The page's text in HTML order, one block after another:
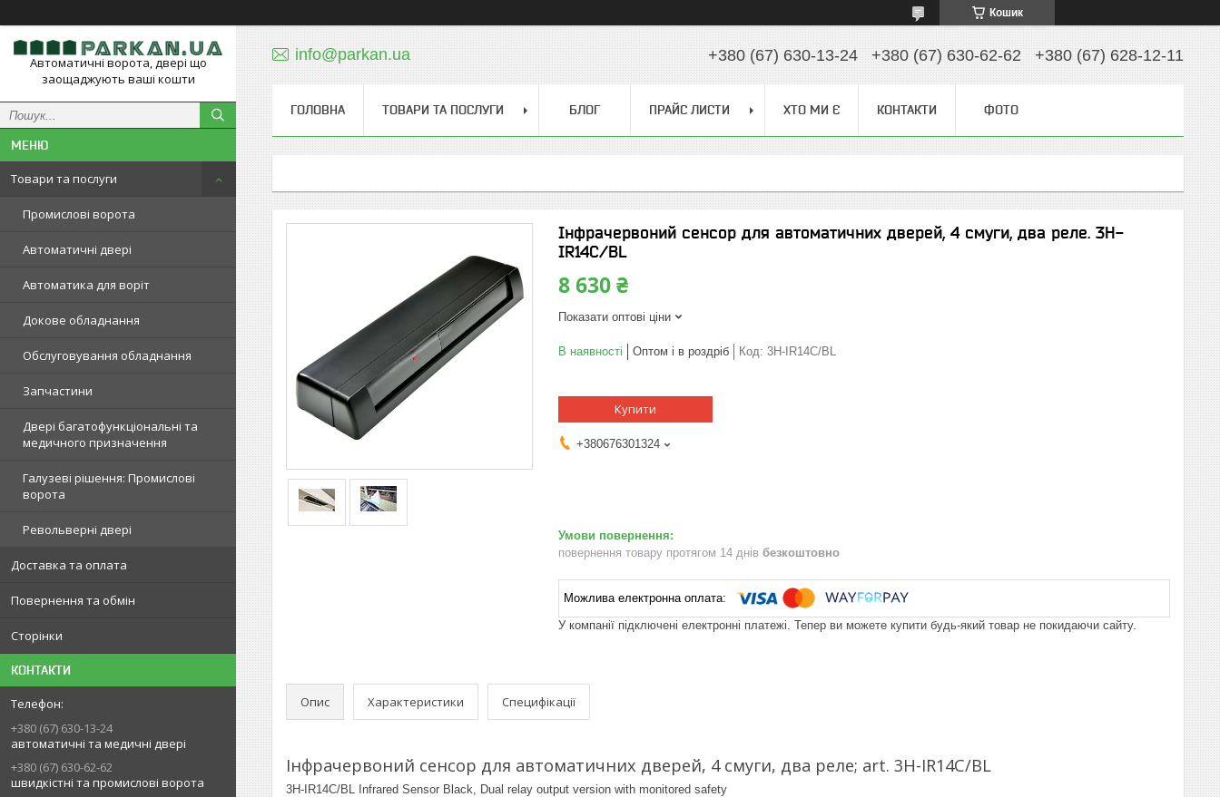
Кошик
Автоматичні ворота, двері що
заощаджують ваші кошти
Товари та послуги
Промислові ворота
Автоматичні двері
Автоматика для воріт
Докове обладнання
Обслуговування обладнання
Запчастини
Двері багатофункціональні та
медичного призначення
Галузеві рішення: Промислові
ворота
Револьверні двері
Доставка та оплата
Повернення та обмін
Сторінки
КОНТАКТИ
+380 (67) 630-13-24
автоматичні та медичні двері
+380 (67) 630-62-62
швидкістні та промислові ворота
info@parkan.ua +380 (67) 630-13-24 +380 (67) 630-62-62 +380 (67) 628-12-11
ГОЛОВНА ТОВАРИ ТА ПОСЛУГИ БЛОГ ПРАЙС ЛИСТИ ХТО МИ Є КОНТАКТИ ФОТО
Інфрачервоний сенсор для автоматичних дверей, 4 смуги, два реле. 3H-
IR14C/BL
8 630 ₴
Показати оптові ціни
В наявності Оптом і в роздріб Код: 3H-IR14C/BL
Купити
+380676301324
повернення товару протягом 14 днів безкоштовно
У компанії підключені електронні платежі. Тепер ви можете купити будь-який товар не покидаючи сайту.
Опис Характеристики Специфікації
Інфрачервоний сенсор для автоматичних дверей, 4 смуги, два реле; art. 3H-IR14C/BL
3H-IR14C/BL Infrared Sensor Black, Dual relay output version with monitored safety